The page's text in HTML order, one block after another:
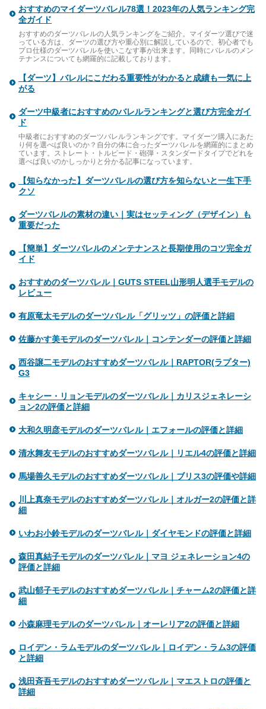
おすすめのマイダーツバレル78選！2023年の人気ランキング完
全ガイド
おすすめのダーツバレルの人気ランキングをご紹介。マイダーツ選びで迷
っている方は、ダーツの選び方や重心別に解説しているので、初心者でも
プロ仕様のダーツバレルを使いこなす事が出来ます。同時にバレルのメン
テナンスについても網羅的に記載しております。
【ダーツ】バレルにこだわる重要性がわかると成績も一気に上
がる
ダーツ中級者におすすめのバレルランキングと選び方完全ガイ
ド
中級者におすすめのダーツバレルランキングです。マイダーツ購入にあた
り何を選べば良いのか？自分の体に合ったダーツバレルを網羅的にまとめ
ています。ストレート・トルピード・砲弾・スタンダードタイプでどれを
選べば良いのかしっかりと分かる記事になっています。
【知らなかった】ダーツバレルの選び方を知らないと一生下手
クソ
ダーツバレルの素材の違い｜実はセッティング（デザイン）も
重要だった
【簡単】ダーツバレルのメンテナンスと長期使用のコツ完全ガ
イド
おすすめのダーツバレル｜GUTS STEEL山形明人選手モデルの
レビュー
有原竜太モデルのダーツバレル「グリッツ」の評価と詳細
佐藤かす美モデルのダーツバレル｜コンテンダーの評価と詳細
西谷譲二モデルのおすすめダーツバレル｜RAPTOR(ラプター)
G3
キャシー・リョンモデルのダーツバレル｜カリスジェネレーシ
ョン2の評価と詳細
大和久明彦モデルのダーツバレル｜エフォールの評価と詳細
清水舞友モデルのおすすめダーツバレル｜リエル4の評価と詳細
馬場善久モデルのおすすめダーツバレル｜ブリス3の評価や詳細
川上真奈モデルのおすすめダーツバレル｜オルガー2の評価と詳
細
いわお小鈴モデルのダーツバレル｜ダイヤモンドの評価と詳細
森田真結子モデルのダーツバレル｜マヨ ジェネレーション4の
評価と詳細
武山郁子モデルのおすすめダーツバレル｜チャーム2の評価と詳
細
小森麻理モデルのダーツバレル｜オーレリア2の評価と詳細
ロイデン・ラムモデルのダーツバレル｜ロイデン・ラム3の評価
と詳細
浅田斉吾モデルのおすすめダーツバレル｜マエストロの評価と
詳細